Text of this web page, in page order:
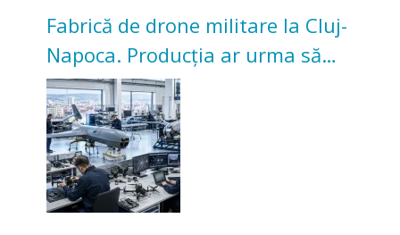
Fabrică de drone militare la Cluj-
Napoca. Producția ar urma să
înceapă în toamna acestui an